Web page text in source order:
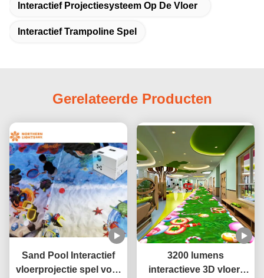
Interactief Projectiesysteem Op De Vloer
Interactief Trampoline Spel
Gerelateerde Producten
Sand Pool Interactief
vloerprojectie spel voor
3200 lumens
interactieve 3D vloer-